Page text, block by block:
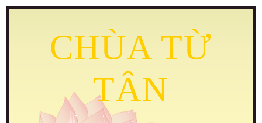
CHÙA TỪ
TÂN